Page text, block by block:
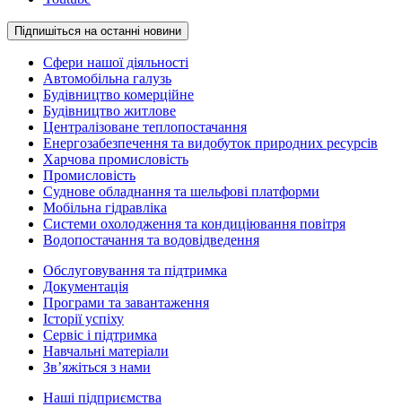
Підпишіться на останні новини
Сфери нашої діяльності
Автомобільна галузь
Будівництво комерційне
Будівництво житлове
Централізоване теплопостачання
Енергозабезпечення та видобуток природних ресурсів
Харчова промисловість
Промисловість
Суднове обладнання та шельфові платформи
Мобільна гідравліка
Системи охолодження та кондиціювання повітря
Водопостачання та водовідведення
Обслуговування та підтримка
Документація
Програми та завантаження
Історії успіху
Сервіс і підтримка
Навчальні матеріали
Зв’яжіться з нами
Наші підприємства